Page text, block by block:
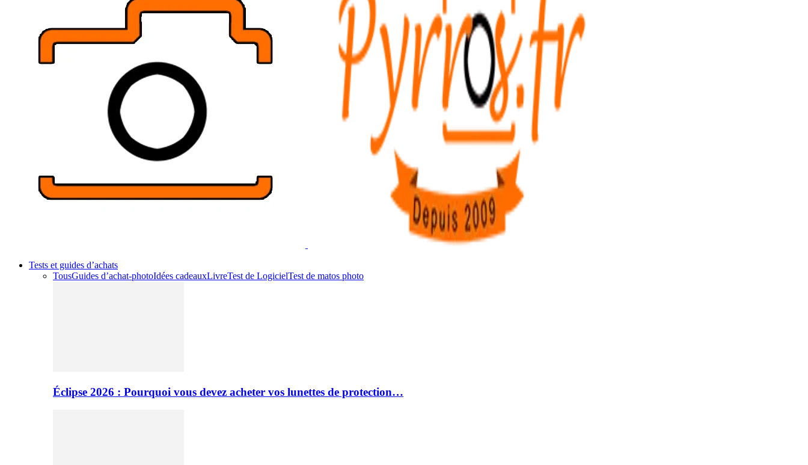
Tests et guides d’achats
TousGuides d’achat-photoIdées cadeauxLivreTest de LogicielTest de matos photo
Éclipse 2026 : Pourquoi vous devez acheter vos lunettes de protection…